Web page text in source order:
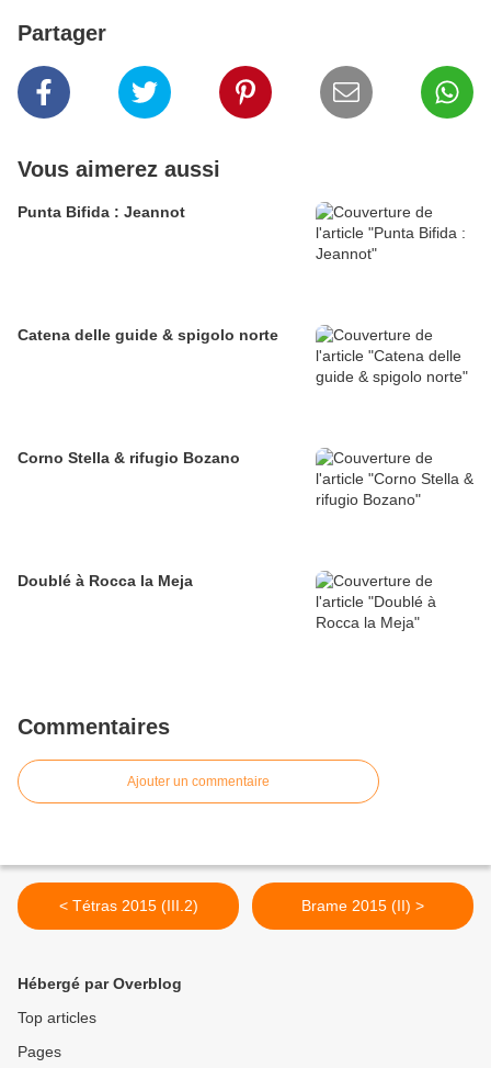
Partager
Vous aimerez aussi
Punta Bifida : Jeannot
Catena delle guide & spigolo norte
Corno Stella & rifugio Bozano
Doublé à Rocca la Meja
Commentaires
Ajouter un commentaire
< Tétras 2015 (III.2) Brame 2015 (II) >
Hébergé par Overblog
Top articles
Pages